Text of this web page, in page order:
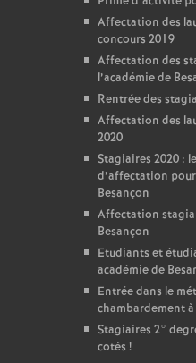
O
r
l
é
a
n
s
Affectation des
concours 2019
Affectation des
l’académie de
Rentrée des
Affectation des
2020
Stagiaires 2020 :
d’affectation
Besançon
Affectation
Besançon
Etudiants et
académie de
Entrée dans le
chambardement
Stagiaires 2°
cotés !